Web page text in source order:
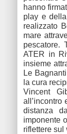
hanno
play e
realizzato
mare
pescatore.
ATER in
insieme
Le
la cura
Vincent
all’incontro
distanza
imponente
riflettere sul